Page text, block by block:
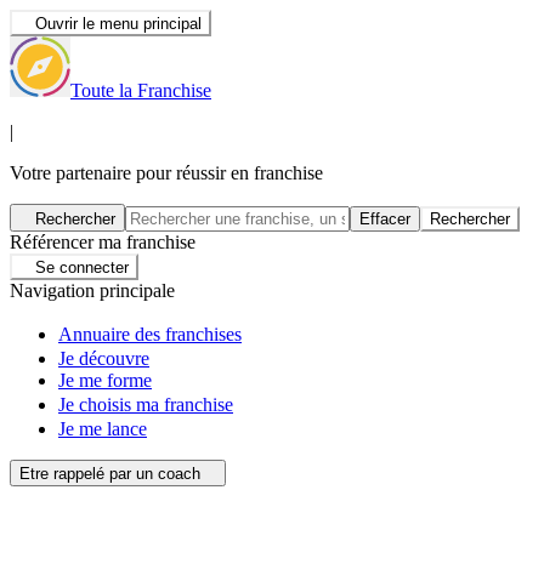
Ouvrir le menu principal
Toute la Franchise
|
Votre partenaire pour réussir en franchise
Rechercher Effacer Rechercher
Référencer ma franchise
Se connecter
Navigation principale
Annuaire des franchises
Je découvre
Je me forme
Je choisis ma franchise
Je me lance
Etre rappelé par un coach